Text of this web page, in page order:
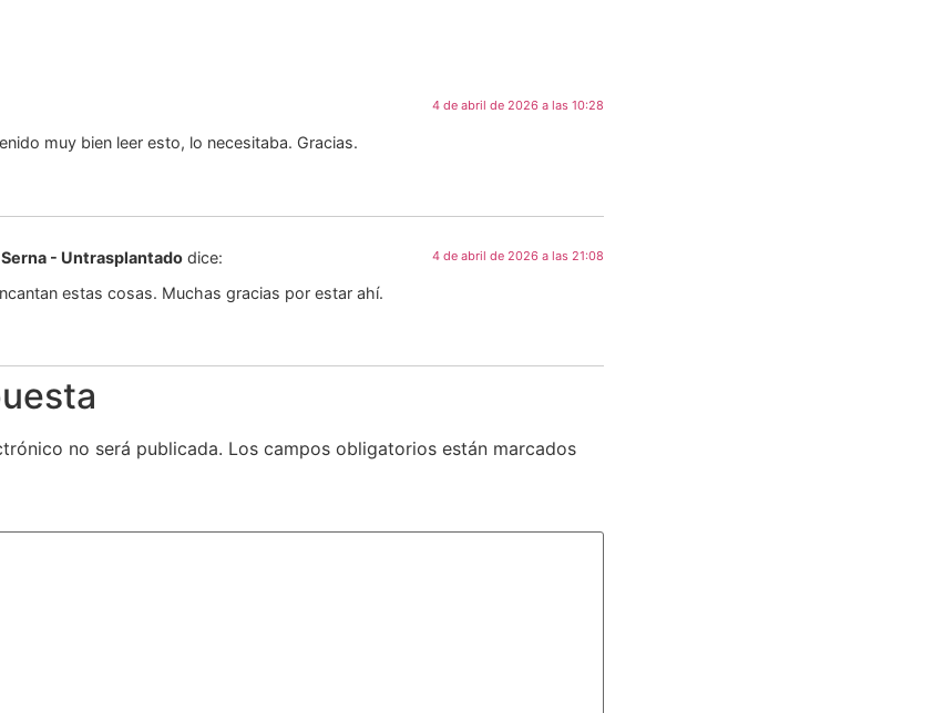
4 de abril de 2026 a las 10:28
muy bien leer esto, lo necesitaba. Gracias.
Serna - Untrasplantado dice: 4 de abril de 2026 a las 21:08
estas cosas. Muchas gracias por estar ahí.
no será publicada. Los campos obligatorios están marcados